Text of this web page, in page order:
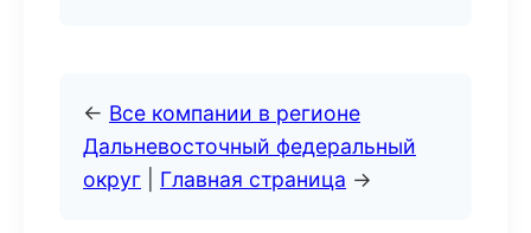
← Все компании в регионе
Дальневосточный федеральный
округ
Главная страница →